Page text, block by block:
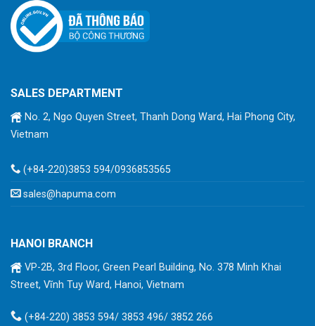
SALES DEPARTMENT
No. 2, Ngo Quyen Street, Thanh Dong Ward, Hai Phong City,
Vietnam
(+84-220)3853 594/0936853565
sales@hapuma.com
HANOI BRANCH
VP-2B, 3rd Floor, Green Pearl Building, No. 378 Minh Khai
Street, Vĩnh Tuy Ward, Hanoi, Vietnam
(+84-220) 3853 594/ 3853 496/ 3852 266